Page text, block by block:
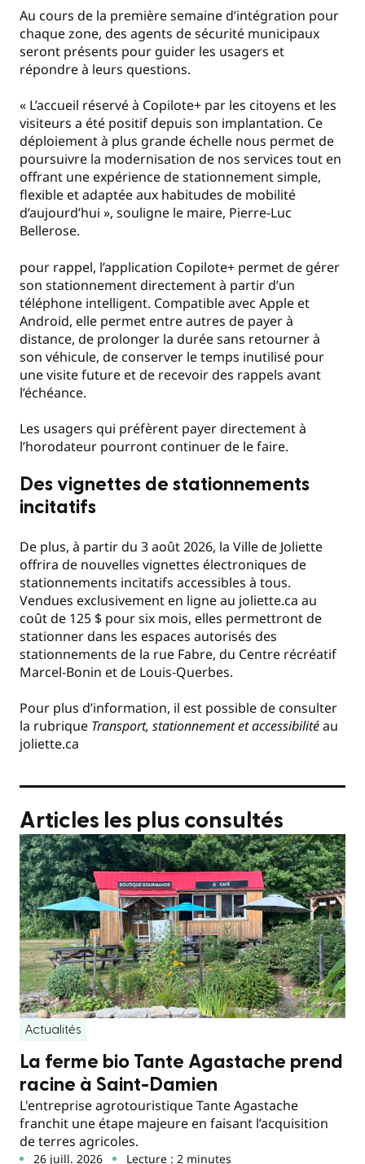
Au cours de la première semaine d’intégration pour
chaque zone, des agents de sécurité municipaux
seront présents pour guider les usagers et
répondre à leurs questions.
« L’accueil réservé à Copilote+ par les citoyens et les
visiteurs a été positif depuis son implantation. Ce
déploiement à plus grande échelle nous permet de
poursuivre la modernisation de nos services tout en
offrant une expérience de stationnement simple,
flexible et adaptée aux habitudes de mobilité
d’aujourd’hui », souligne le maire, Pierre-Luc
Bellerose.
pour rappel, l’application Copilote+ permet de gérer
son stationnement directement à partir d’un
téléphone intelligent. Compatible avec Apple et
Android, elle permet entre autres de payer à
distance, de prolonger la durée sans retourner à
son véhicule, de conserver le temps inutilisé pour
une visite future et de recevoir des rappels avant
l’échéance.
Les usagers qui préfèrent payer directement à
l’horodateur pourront continuer de le faire.
Des vignettes de stationnements
incitatifs
De plus, à partir du 3 août 2026, la Ville de Joliette
offrira de nouvelles vignettes électroniques de
stationnements incitatifs accessibles à tous.
Vendues exclusivement en ligne au joliette.ca au
coût de 125 $ pour six mois, elles permettront de
stationner dans les espaces autorisés des
stationnements de la rue Fabre, du Centre récréatif
Marcel-Bonin et de Louis-Querbes.
Pour plus d’information, il est possible de consulter
la rubrique Transport, stationnement et accessibilitéau
joliette.ca
Articles les plus consultés
Actualités
La ferme bio Tante Agastache prend
racine à Saint-Damien
L'entreprise agrotouristique Tante Agastache
franchit une étape majeure en faisant l’acquisition
de terres agricoles.
26 juill. 2026 Lecture : 2 minutes